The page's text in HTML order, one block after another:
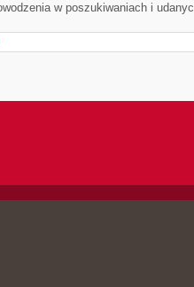
w​ poszukiwaniach​ i